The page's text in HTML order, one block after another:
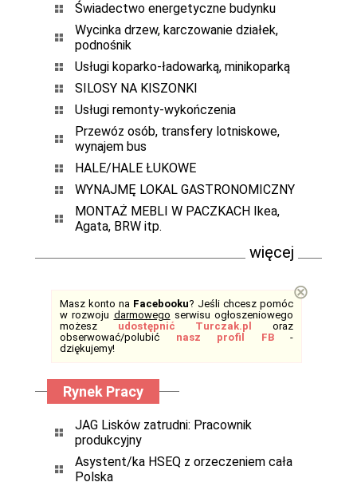
Świadectwo energetyczne budynku
Wycinka drzew, karczowanie działek,
podnośnik
Usługi koparko-ładowarką, minikoparką
SILOSY NA KISZONKI
Usługi remonty-wykończenia
Przewóz osób, transfery lotniskowe,
wynajem bus
HALE/HALE ŁUKOWE
WYNAJMĘ LOKAL GASTRONOMICZNY
MONTAŻ MEBLI W PACZKACH Ikea,
Agata, BRW itp.
więcej
Masz konto na Facebooku? Jeśli chcesz pomóc
w rozwoju darmowego serwisu ogłoszeniowego
możesz udostępnić Turczak.pl
oraz
obserwować/polubić nasz profil FB-
dziękujemy!
⊗
Rynek Pracy
JAG Lisków zatrudni: Pracownik
produkcyjny
Asystent/ka HSEQ z orzeczeniem cała
Polska